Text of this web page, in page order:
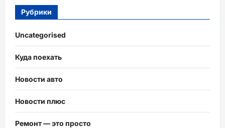
Рубрики
Uncategorised
Куда поехать
Новости авто
Новости плюс
Ремонт — это просто